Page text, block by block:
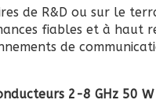
de R&D ou sur le
fiables et à haut
de
2-8 GHz 50 W